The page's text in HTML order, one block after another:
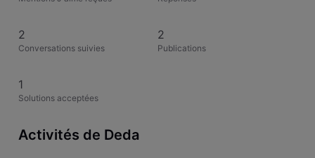
2
Conversations suivies
2
Publications
1
Solutions acceptées
Activités de Deda